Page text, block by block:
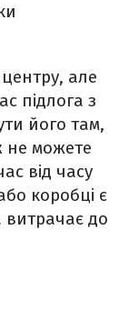
але
підлога з
його там,
не можете
від часу
коробці є
витрачає до